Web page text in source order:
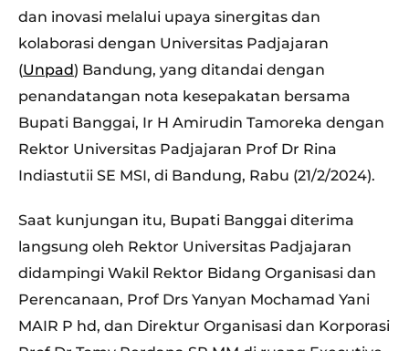
dan inovasi melalui upaya sinergitas dan
kolaborasi dengan Universitas Padjajaran
(Unpad) Bandung, yang ditandai dengan
penandatangan nota kesepakatan bersama
Bupati Banggai, Ir H Amirudin Tamoreka dengan
Rektor Universitas Padjajaran Prof Dr Rina
Indiastutii SE MSI, di Bandung, Rabu (21/2/2024).
Saat kunjungan itu, Bupati Banggai diterima
langsung oleh Rektor Universitas Padjajaran
didampingi Wakil Rektor Bidang Organisasi dan
Perencanaan, Prof Drs Yanyan Mochamad Yani
MAIR P hd, dan Direktur Organisasi dan Korporasi